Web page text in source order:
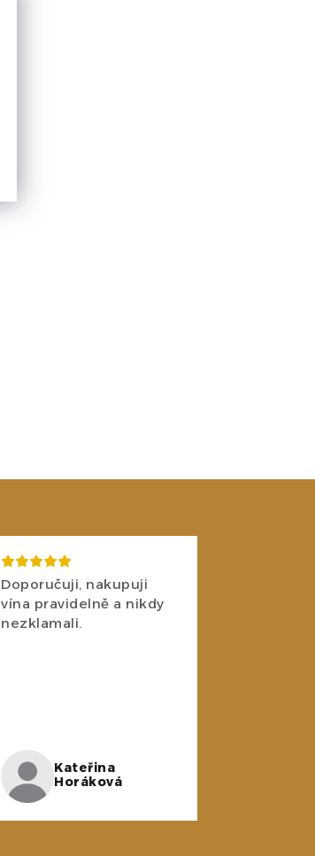
Doporučuji, nakupuji
vína pravidelně a nikdy
nezklamali.
Kateřina
Horáková